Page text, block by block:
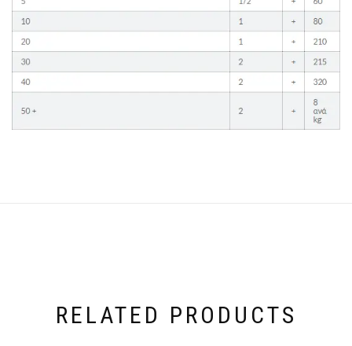
RELATED PRODUCTS